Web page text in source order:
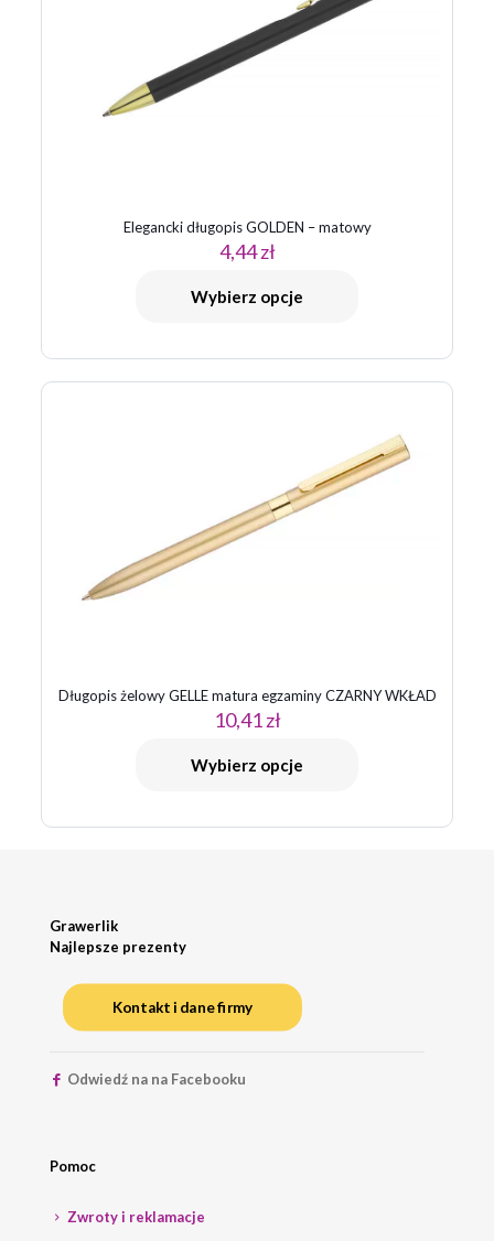
Elegancki długopis GOLDEN – matowy
4,44zł
Wybierz opcje
Długopis żelowy GELLE matura egzaminy CZARNY WKŁAD
10,41zł
Wybierz opcje
Grawerlik
Najlepsze prezenty
Kontakt i dane firmy
Odwiedź na na Facebooku
Pomoc
Zwroty i reklamacje